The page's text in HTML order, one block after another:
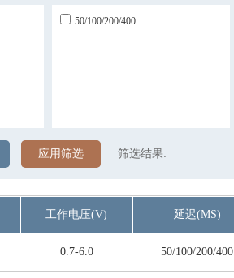
50/100/200/400
应用筛选 筛选结果:
工作电压(V) 延迟(MS)
0.7-6.0 50/100/200/400